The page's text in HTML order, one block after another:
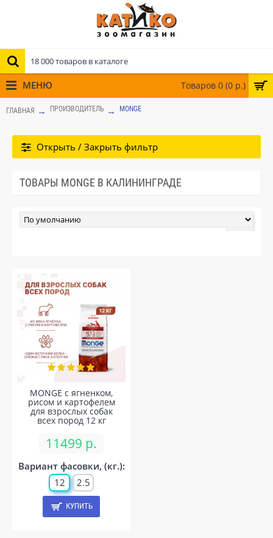
Товаров 0 (0 р.)
МЕНЮ
ГЛАВНАЯ ПРОИЗВОДИТЕЛЬ MONGE
Открыть / Закрыть фильтр
ТОВАРЫ MONGE В КАЛИНИНГРАДЕ
MONGE с ягненком,
рисом и картофелем
для взрослых собак
всех пород 12 кг
11499 р.
Вариант фасовки, (кг.):
12
2.5
КУПИТЬ